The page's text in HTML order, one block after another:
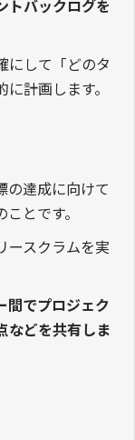
トバックログを
にして「どのタ
計画します。
の達成に向けて
とです。
ースクラムを実
間でプロジェク
などを共有しま